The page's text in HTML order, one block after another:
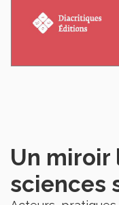
Un miroir
sciences